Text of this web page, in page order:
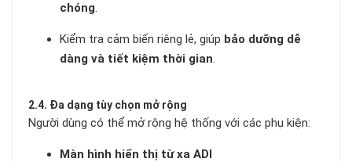
chóng.
Kiểm tra cảm biến riêng lẻ, giúp bảo dưỡng dễ
dàng và tiết kiệm thời gian.
2.4. Đa dạng tùy chọn mở rộng
Người dùng có thể mở rộng hệ thống với các phụ kiện:
Màn hình hiển thị từ xa ADI